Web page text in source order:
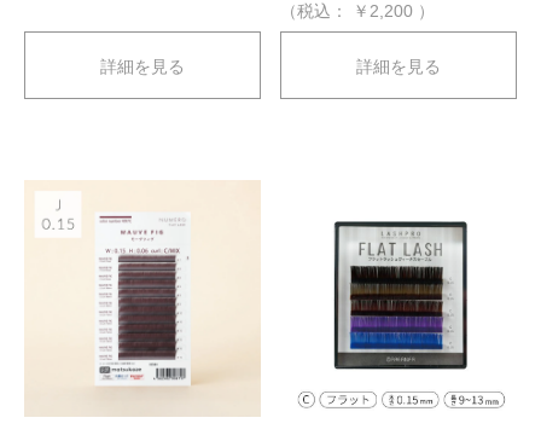
詳細を見る
（税込：
￥2,200 ）
詳細を見る